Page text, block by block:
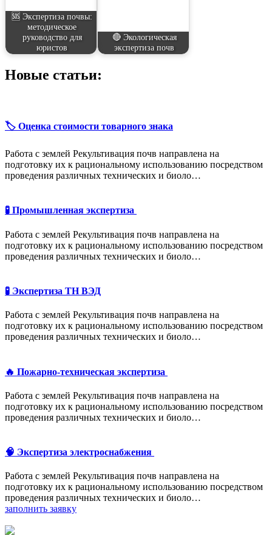
🆘 Экспертиза почвы:
методическое
руководство для
юристов
🔴 Экологическая
экспертиза почв
Новые статьи:
🏷️ Оценка стоимости товарного знака
Работа с землей Рекультивация почв направлена на
подготовку их к рациональному использованию посредством
проведения различных технических и биоло…
🧪 Промышленная экспертиза
Работа с землей Рекультивация почв направлена на
подготовку их к рациональному использованию посредством
проведения различных технических и биоло…
🧪 Экспертиза ТН ВЭД
Работа с землей Рекультивация почв направлена на
подготовку их к рациональному использованию посредством
проведения различных технических и биоло…
🔥 Пожарно-техническая экспертиза
Работа с землей Рекультивация почв направлена на
подготовку их к рациональному использованию посредством
проведения различных технических и биоло…
🧠 Экспертиза электроснабжения
Работа с землей Рекультивация почв направлена на
подготовку их к рациональному использованию посредством
проведения различных технических и биоло…
заполнить заявку